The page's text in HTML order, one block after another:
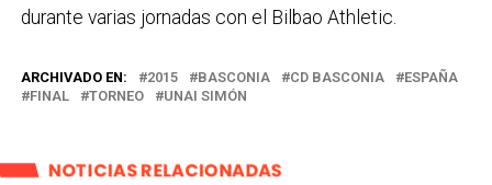
durante varias jornadas con el Bilbao Athletic.
ARCHIVADO EN: 2015 BASCONIA CD BASCONIA
ESPAÑA
FINAL
TORNEO UNAI SIMÓN
NOTICIAS RELACIONADAS